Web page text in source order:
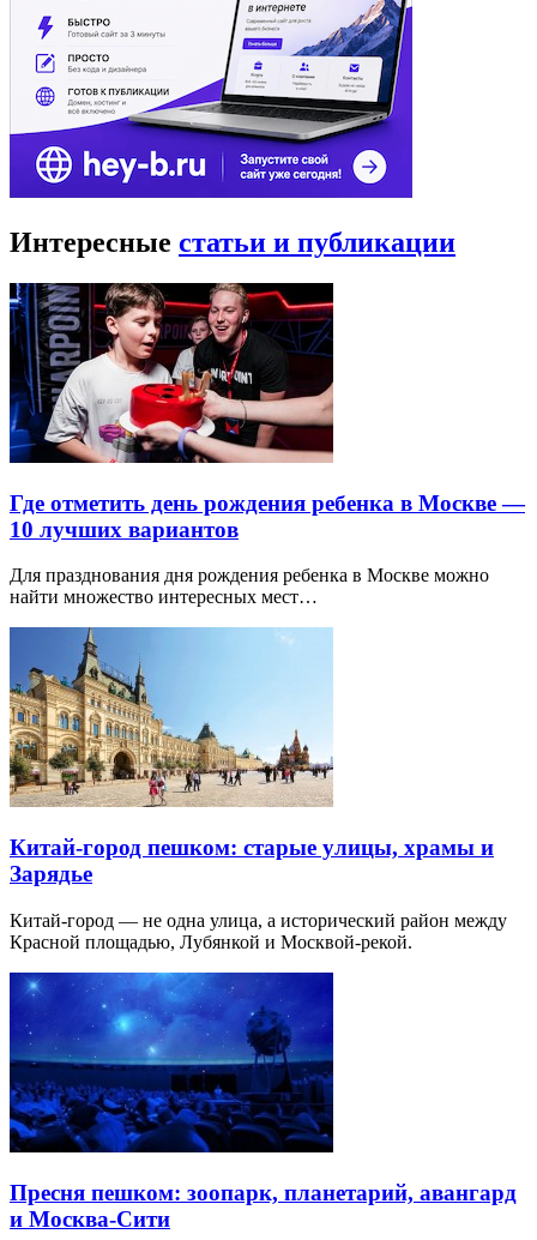
Интересные статьи и публикации
Где отметить день рождения ребенка в Москве —
10 лучших вариантов
Для празднования дня рождения ребенка в Москве можно
найти множество интересных мест…
Китай-город пешком: старые улицы, храмы и
Зарядье
Китай-город — не одна улица, а исторический район между
Красной площадью, Лубянкой и Москвой-рекой.
Пресня пешком: зоопарк, планетарий, авангард
и Москва-Сити